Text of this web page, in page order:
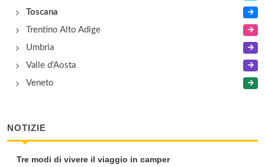
Toscana
Trentino Alto Adige
Umbria
Valle d'Aosta
Veneto
NOTIZIE
Tre modi di vivere il viaggio in camper